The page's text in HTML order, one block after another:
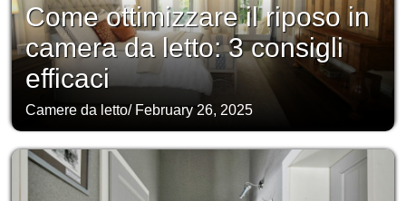
Come ottimizzare il riposo in
camera da letto: 3 consigli
efficaci
Camere da letto/ February 26, 2025